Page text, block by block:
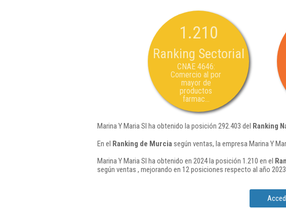
1.210
Ranking Sectorial
CNAE 4646:
Comercio al por
mayor de
productos
farmac...
Marina Y Maria Sl ha obtenido la posición 292.403 del Ranking
En el Ranking de Murcia según ventas, la empresa Marina Y
Marina Y Maria Sl ha obtenido en 2024 la posición 1.210 en el
según ventas , mejorando en 12 posiciones respecto al año